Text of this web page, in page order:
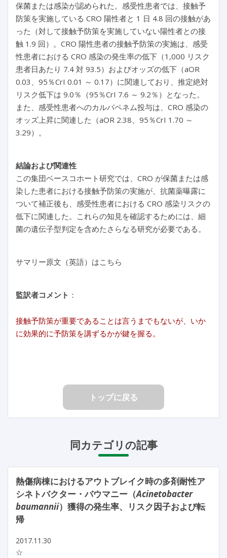
保菌または感染が認められた。感受性患者では、接触予
防策を実施している CRO 陽性者と 1 日 4.8 回の接触があ
った（対して接触予防策を実施していない陽性者との接
触 1.9 回）。CRO 陽性患者の接触予防策の実施は、感受
性患者における CRO 感染の発生率の低下（1,000 リスク
患者日あたり 7.4 対 93.5）およびオッズの低下（aOR
0.03、95％CrI 0.01 ～ 0.17）に関連しており、推定絶対
リスク低下は 9.0％（95％CrI 7.6 ～ 9.2％）となった。
また、感受性患者へのカルバペネム投与は、CRO 感染の
オッズ上昇に関連した（aOR 2.38、95％CrI 1.70 ～
3.29）。
結論および関連性
この集団ベースコホート研究では、CRO が保菌または感
染した患者における接触予防策の実施が、抗菌薬曝露に
ついて補正後も、感受性患者における CRO 感染リスクの
低下に関連した。これらの知見を確認するためには、細
菌の遺伝子型判定を含めたさらなる研究が必要である。
サマリー原文（英語）はこちら
監訳者コメント ：
接触予防策が重要であることは言うまでもないが、いか
に効果的に予防策を講ずるかが鍵を握る。
トップに戻る
同カテゴリの記事
熱傷病棟におけるアウトブレイク時の多剤耐性ア
シネトバクター・バウマニー（Acinetobacter
baumannii）獲得の発生率、リスク因子および転
帰
2017.11.30
☆